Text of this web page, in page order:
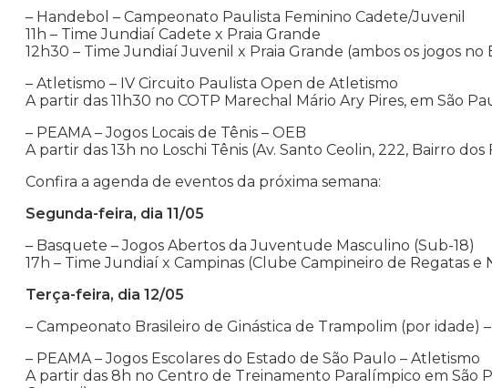
– Handebol – Campeonato Paulista Feminino Cadete/Juvenil
11h – Time Jundiaí Cadete x Praia Grande
12h30 – Time Jundiaí Juvenil x Praia Grande (ambos os jogos
– Atletismo – IV Circuito Paulista Open de Atletismo
A partir das 11h30 no COTP Marechal Mário Ary Pires, em São
– PEAMA – Jogos Locais de Tênis – OEB
A partir das 13h no Loschi Tênis (Av. Santo Ceolin, 222, Bairro
Confira a agenda de eventos da próxima semana:
Segunda-feira, dia 11/05
– Basquete – Jogos Abertos da Juventude Masculino (Sub-18)
17h – Time Jundiaí x Campinas (Clube Campineiro de Regatas e
Terça-feira, dia 12/05
– Campeonato Brasileiro de Ginástica de Trampolim (por idade)
– PEAMA – Jogos Escolares do Estado de São Paulo – Atletismo
A partir das 8h no Centro de Treinamento Paralímpico em São